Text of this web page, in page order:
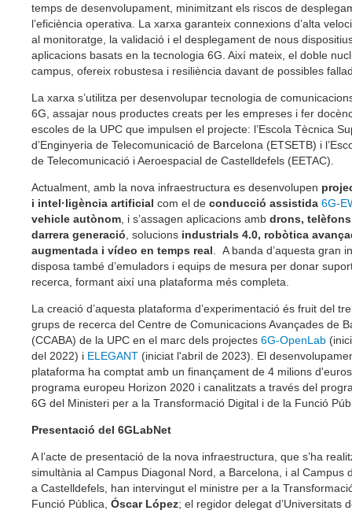
temps de desenvolupament, minimitzant els riscos de
l’eficiència operativa. La xarxa garanteix connexions d’alta
al monitoratge, la validació i el desplegament de nous
aplicacions basats en la tecnologia 6G. Així mateix, el doble
campus, ofereix robustesa i resiliència davant de possibles
La xarxa s’utilitza per desenvolupar tecnologia de
6G, assajar nous productes creats per les empreses i fer
escoles de la UPC que impulsen el projecte: l’Escola Tècnica
d’Enginyeria de Telecomunicació de Barcelona (ETSETB) i
de Telecomunicació i Aeroespacial de Castelldefels (EETAC).
Actualment, amb la nova infraestructura es desenvolupen
i intel·ligència artificial com el de conducció assistida 6G-
vehicle autònom , i s’assagen aplicacions amb drons,
darrera generació , solucions industrials 4.0, robòtica
augmentada i vídeo en temps real . A banda d’aquesta gran
disposa també d’emuladors i equips de mesura per donar
recerca, formant així una plataforma més completa.
La creació d’aquesta plataforma d’experimentació és fruit del
grups de recerca del Centre de Comunicacions Avançades de
(CCABA) de la UPC en el marc dels projectes 6G-OpenLab
del 2022) i ELEGANT (iniciat l'abril de 2023). El
plataforma ha comptat amb un finançament de 4 milions
programa europeu Horizon 2020 i canalitzats a través del
6G del Ministeri per a la Transformació Digital i de la Funció
Presentació del 6GLabNet
A l’acte de presentació de la nova infraestructura, que s’ha
simultània al Campus Diagonal Nord, a Barcelona, i al Campus
a Castelldefels, han intervingut el ministre per a la
Funció Pública, Óscar López; el regidor delegat d’Universitats